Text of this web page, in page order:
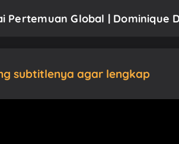
Pertemuan Global | Dominique
subtitlenya agar lengkap